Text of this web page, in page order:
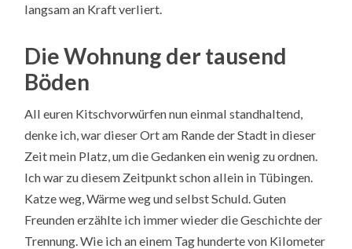
langsam an Kraft verliert.
Die Wohnung der tausend
Böden
All euren Kitschvorwürfen nun einmal standhaltend,
denke ich, war dieser Ort am Rande der Stadt in dieser
Zeit mein Platz, um die Gedanken ein wenig zu ordnen.
Ich war zu diesem Zeitpunkt schon allein in Tübingen.
Katze weg, Wärme weg und selbst Schuld. Guten
Freunden erzählte ich immer wieder die Geschichte der
Trennung. Wie ich an einem Tag hunderte von Kilometer